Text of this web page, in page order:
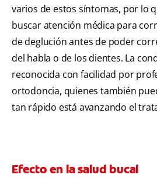
varios de estos síntomas, por lo
buscar atención médica para
de deglución antes de poder
del habla o de los dientes. La
reconocida con facilidad por
ortodoncia, quienes también
tan rápido está avanzando el
Efecto en la salud bucal